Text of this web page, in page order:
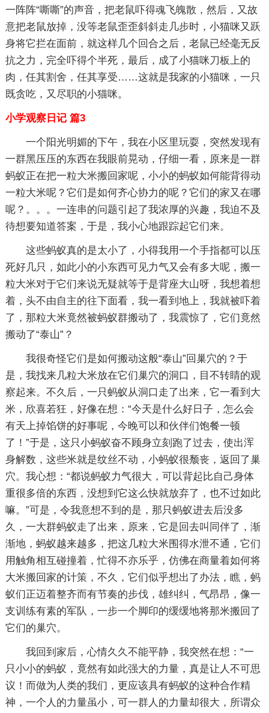
一阵阵“嘶嘶”的声音，把老鼠吓得魂飞魄散，然后，又故
意把老鼠放掉，没等老鼠歪歪斜斜走几步时，小猫咪又跃
身将它拦在面前，就这样几个回合之后，老鼠已经毫无反
抗之力，完全吓得个半死，最后，成了小猫咪刀板上的
肉，任其割舍，任其享受……这就是我家的小猫咪，一只
既贪吃，又尽职的小猫咪。
小学观察日记 篇3
一个阳光明媚的下午，我在小区里玩耍，突然发现有
一群黑压压的东西在我眼前晃动，仔细一看，原来是一群
蚂蚁正在把一粒大米搬回家呢，小小的蚂蚁如何能背得动
一粒大米呢？它们是如何齐心协力的呢？它们的家又在哪
呢？。。。一连串的问题引起了我浓厚的兴趣，我迫不及
待想要知道答案，于是，我小心地跟踪起它们来。
这些蚂蚁真的是太小了，小得我用一个手指都可以压
死好几只，如此小的小东西可见力气又会有多大呢，搬一
粒大米对于它们来说无疑就等于是背座大山呀，我想着想
着，头不由自主的往下面看，我一看到地上，我就被吓着
了，那粒大米竟然被蚂蚁群搬动了，我震惊了，它们竟然
搬动了“泰山”？
我很奇怪它们是如何搬动这般“泰山”回巢穴的？于
是，我找来几粒大米放在它们巢穴的洞口，目不转睛的观
察起来。不久后，一只蚂蚁从洞口走了出来，它一看到大
米，欣喜若狂，好像在想：“今天是什么好日子，怎么会
有天上掉馅饼的好事呢，今晚可以和伙伴们饱餐一顿
了！”于是，这只小蚂蚁奋不顾身立刻跑了过去，使出浑
身解数，这些米就是纹丝不动，小蚂蚁很颓丧，返回了巢
穴。我心想：“都说蚂蚁力气很大，可以背起比自己身体
重很多倍的东西，没想到它这么快就放弃了，也不过如此
嘛。”可是，令我意想不到的是，那只蚂蚁进去后没多
久，一大群蚂蚁走了出来，原来，它是回去叫同伴了，渐
渐地，蚂蚁越来越多，把这几粒大米围得水泄不通，它们
用触角相互碰撞着，忙得不亦乐乎，仿佛在商量着如何将
大米搬回家的计策，不久，它们似乎想出了办法，瞧，蚂
蚁们正迈着整齐而有节奏的步伐，雄纠纠，气昂昂，像一
支训练有素的军队，一步一个脚印的缓缓地将那米搬回了
它们的巢穴。
我回到家后，心情久久不能平静，我突然在想：“一
只小小的蚂蚁，竟然有如此强大的力量，真是让人不可思
议！而做为人类的我们，更应该具有蚂蚁的这种合作精
神，一个人的力量虽小，可一群人的力量却很大，所谓众